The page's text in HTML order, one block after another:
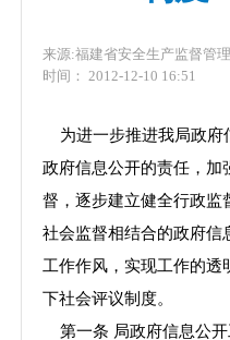
来源:福建省安全生产监督管
时间： 2012-12-10 16:51
为进一步推进我局政
政府信息公开的责任，加
督，逐步建立健全行政监
社会监督相结合的政府信
工作作风，实现工作的透
下社会评议制度。
第一条 局政府信息公